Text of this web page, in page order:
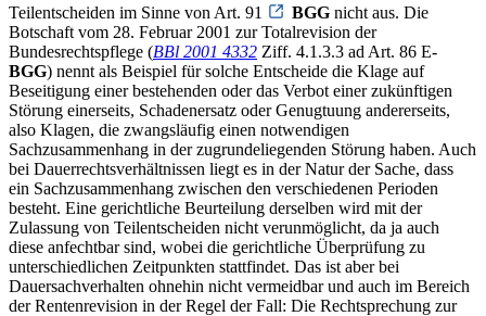
Teilentscheiden im Sinne von Art. 91
BGG nicht aus. Die
Botschaft vom 28. Februar 2001 zur Totalrevision der
Bundesrechtspflege (BBl 2001 4332 Ziff. 4.1.3.3 ad Art. 86 E-
BGG) nennt als Beispiel für solche Entscheide die Klage auf
Beseitigung einer bestehenden oder das Verbot einer zukünftigen
Störung einerseits, Schadenersatz oder Genugtuung andererseits,
also Klagen, die zwangsläufig einen notwendigen
Sachzusammenhang in der zugrundeliegenden Störung haben. Auch
bei Dauerrechtsverhältnissen liegt es in der Natur der Sache, dass
ein Sachzusammenhang zwischen den verschiedenen Perioden
besteht. Eine gerichtliche Beurteilung derselben wird mit der
Zulassung von Teilentscheiden nicht verunmöglicht, da ja auch
diese anfechtbar sind, wobei die gerichtliche Überprüfung zu
unterschiedlichen Zeitpunkten stattfindet. Das ist aber bei
Dauersachverhalten ohnehin nicht vermeidbar und auch im Bereich
der Rentenrevision in der Regel der Fall: Die Rechtsprechung zur